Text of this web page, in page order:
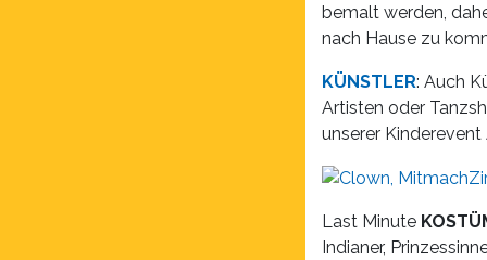
bemalt werden,
nach Hause zu
KÜNSTLER: Auch
Artisten oder
unserer
Last Minute
Indianer,